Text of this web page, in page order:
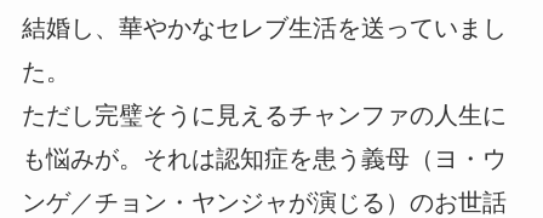
結婚し、華やかなセレブ生活を送っていまし
た。
ただし完璧そうに見えるチャンファの人生に
も悩みが。それは認知症を患う義母（ヨ・ウ
ンゲ／チョン・ヤンジャが演じる）のお世話